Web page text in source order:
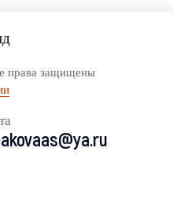
права защищены